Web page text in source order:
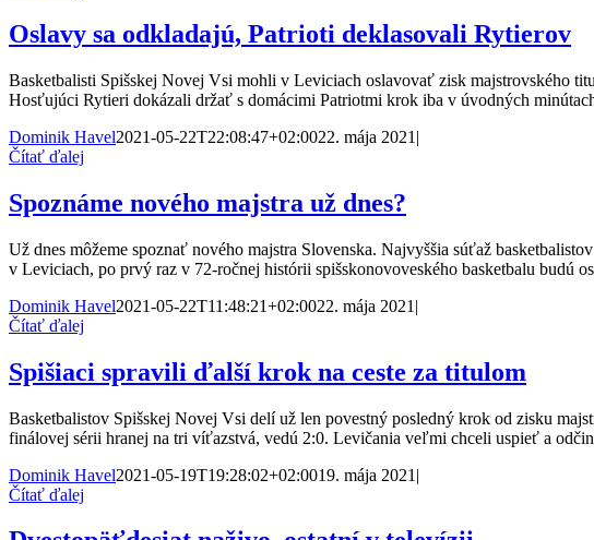
Oslavy sa odkladajú, Patrioti deklasovali Rytierov
Basketbalisti Spišskej Novej Vsi mohli v Leviciach oslavovať zisk majstrovského
Hosťujúci Rytieri dokázali držať s domácimi Patriotmi krok iba v úvodných
Dominik Havel2021-05-22T22:08:47+02:0022. mája 2021 |
Čítať ďalej
Spoznáme nového majstra už dnes?
Už dnes môžeme spoznať nového majstra Slovenska. Najvyššia súťaž
v Leviciach, po prvý raz v 72-ročnej histórii spišskonovoveského basketbalu budú
Dominik Havel2021-05-22T11:48:21+02:0022. mája 2021 |
Čítať ďalej
Spišiaci spravili ďalší krok na ceste za titulom
Basketbalistov Spišskej Novej Vsi delí už len povestný posledný krok od zisku
finálovej sérii hranej na tri víťazstvá, vedú 2:0. Levičania veľmi chceli uspieť a
Dominik Havel2021-05-19T19:28:02+02:0019. mája 2021 |
Čítať ďalej